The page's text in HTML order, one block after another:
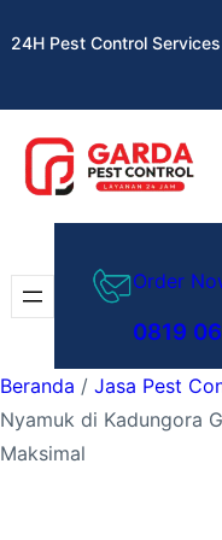
ke24H Pest Control Services
Order
0819
Beranda / Jasa Pest
Nyamuk di Kadungora
Maksimal